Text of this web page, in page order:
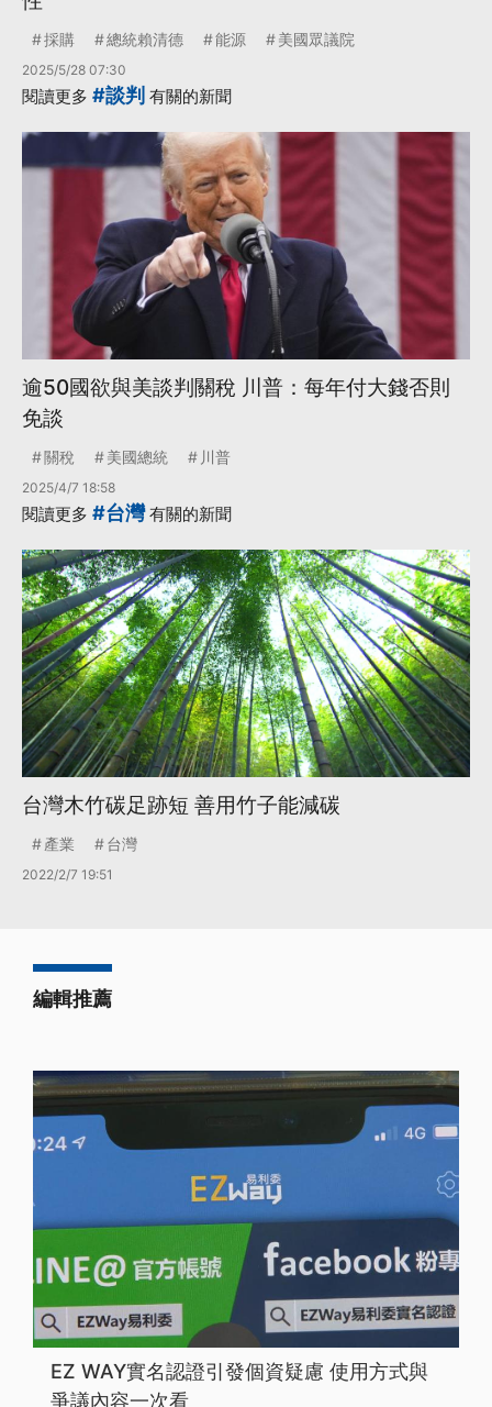
採購 總統賴清德 能源 美國眾議院
2025/5/28 07:30
閱讀更多 #談判 有關的新聞
逾50國欲與美談判關稅 川普：每年付大錢否則
免談
關稅 美國總統 川普
2025/4/7 18:58
閱讀更多 #台灣有關的新聞
台灣木竹碳足跡短 善用竹子能減碳
產業 台灣
2022/2/7 19:51
編輯推薦
EZ WAY實名認證引發個資疑慮 使用方式與
爭議內容一次看